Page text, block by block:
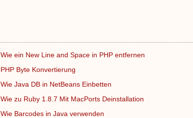
Wie ein New Line and Space in PHP entfernen
PHP Byte Konvertierung
Wie Java DB in NetBeans Einbetten
Wie zu Ruby 1.8.7 Mit MacPorts Deinstallation
Wie Barcodes in Java verwenden